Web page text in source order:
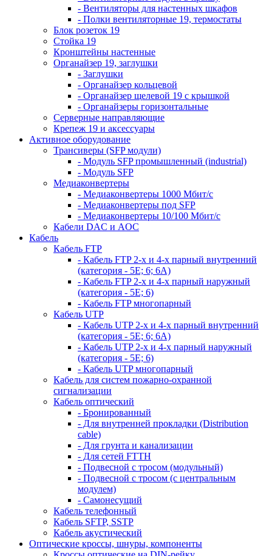
- Вентиляторы для настенных шкафов
- Полки вентиляторные 19, термостаты
Блок розеток 19
Стойка 19
Кронштейны настенные
Органайзер 19, заглушки
- Заглушки
- Органайзер кольцевой
- Органайзер щелевой 19 с крышкой
- Органайзеры горизонтальные
Серверные направляющие
Крепеж 19 и аксессуары
Активное оборудование
Трансиверы (SFP модули)
- Модуль SFP промышленный (industrial)
- Модуль SFP
Медиаконвертеры
- Медиаконвертеры 1000 Мбит/с
- Медиаконвертеры под SFP
- Медиаконвертеры 10/100 Мбит/с
Кабели DAC и AOC
Кабель
Кабель FTP
- Кабель FTP 2-х и 4-х парный внутренний
(категория - 5Е; 6; 6А)
- Кабель FTP 2-х и 4-х парный наружный
(категория - 5Е; 6)
- Кабель FTP многопарный
Кабель UTP
- Кабель UTP 2-х и 4-х парный внутренний
(категория - 5Е; 6; 6А)
- Кабель UTP 2-х и 4-х парный наружный
(категория - 5Е; 6)
- Кабель UTP многопарный
Кабель для систем пожарно-охранной
сигнализации
Кабель оптический
- Бронированный
- Для внутренней прокладки (Distribution
cable)
- Для грунта и канализации
- Для сетей FTTH
- Подвесной с тросом (модульный)
- Подвесной с тросом (с центральным
модулем)
- Самонесущий
Кабель телефонный
Кабель SFTP, SSTP
Кабель акустический
Оптические кроссы, шнуры, компоненты